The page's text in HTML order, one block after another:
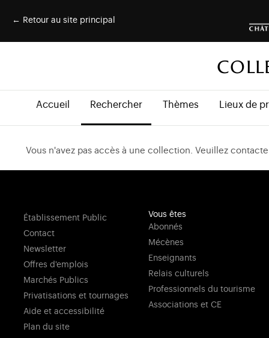
← Retour au site principal
Accueil Rechercher Thèmes Lieux de
Vous n'avez pas accès à une collection. Veuillez
Établissement Public
Contact
Newsletter
Offres d'emplois
Marchés Publics
Privatisations et tournages
Aide et accessibilité
Plan du site
Vous êtes
Abonnés
Mécènes
Enseignants
Relais culturels
Professionnels du tourisme
Associations et CE